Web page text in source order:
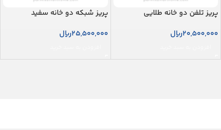
پریز تلفن دو خانه طلایی
20,500,000ریال
پریز شبکه دو خانه سفید
25,500,000ریال